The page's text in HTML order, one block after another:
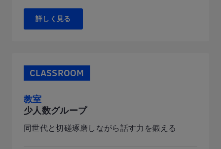
詳しく見る
CLASSROOM
教室
少人数グループ
同世代と切磋琢磨しながら話す力を鍛える